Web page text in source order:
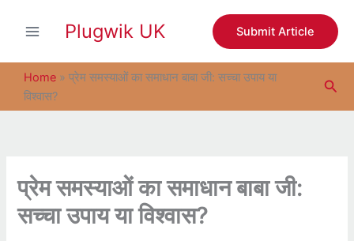
Plugwik UK Submit Article
Home » प्रेम समस्याओं का समाधान बाबा जी: सच्चा उपाय या
विश्वास?
प्रेम समस्याओं का समाधान बाबा जी:
सच्चा उपाय या विश्वास?